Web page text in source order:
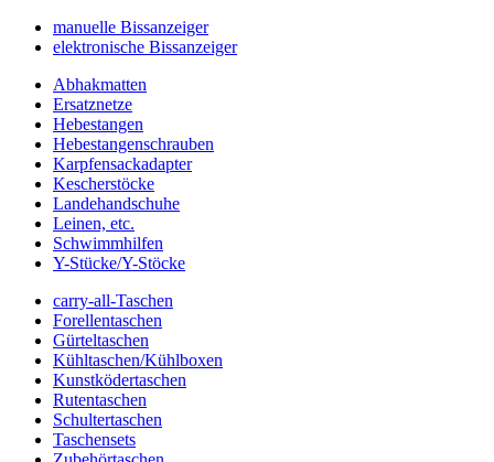
manuelle Bissanzeiger
elektronische Bissanzeiger
Abhakmatten
Ersatznetze
Hebestangen
Hebestangenschrauben
Karpfensackadapter
Kescherstöcke
Landehandschuhe
Leinen, etc.
Schwimmhilfen
Y-Stücke/Y-Stöcke
carry-all-Taschen
Forellentaschen
Gürteltaschen
Kühltaschen/Kühlboxen
Kunstködertaschen
Rutentaschen
Schultertaschen
Taschensets